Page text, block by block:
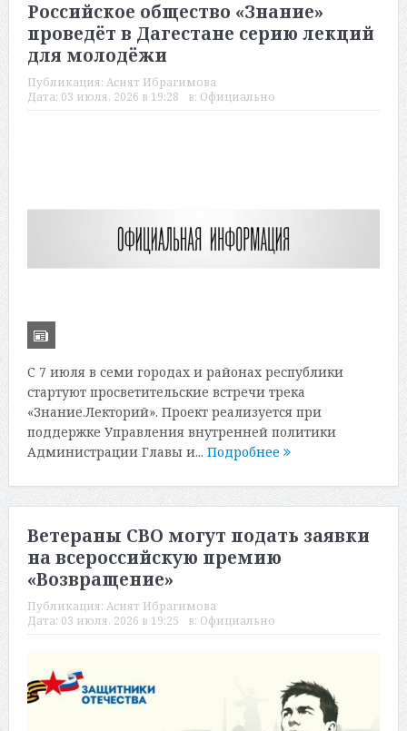
Российское общество «Знание»
проведёт в Дагестане серию лекций
для молодёжи
Публикация: Асият Ибрагимова
Дата: 03 июля, 2026 в 19:28 в: Официально
С 7 июля в семи городах и районах республики
стартуют просветительские встречи трека
«Знание.Лекторий». Проект реализуется при
поддержке Управления внутренней политики
Администрации Главы и... Подробнее
Ветераны СВО могут подать заявки
на всероссийскую премию
«Возвращение»
Публикация: Асият Ибрагимова
Дата: 03 июля, 2026 в 19:25 в: Официально